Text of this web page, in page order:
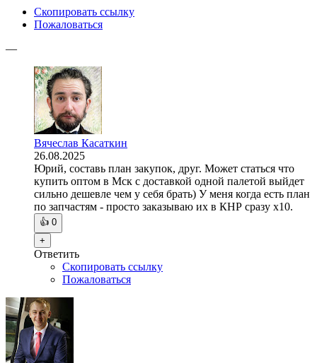
Скопировать ссылку
Пожаловаться
—
Вячеслав Касаткин
26.08.2025
Юрий, составь план закупок, друг. Может статься что
купить оптом в Мск с доставкой одной палетой выйдет
сильно дешевле чем у себя брать) У меня когда есть план
по запчастям - просто заказываю их в КНР сразу х10.
👍 0
+
Ответить
Скопировать ссылку
Пожаловаться